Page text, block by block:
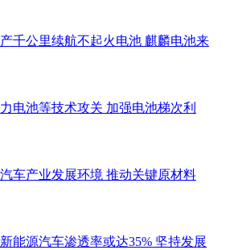
千公里续航不起火电池 麒麟电池来
电池等技术攻关 加强电池梯次利
车产业发展环境 推动关键原材料
能源汽车渗透率或达35% 坚持发展